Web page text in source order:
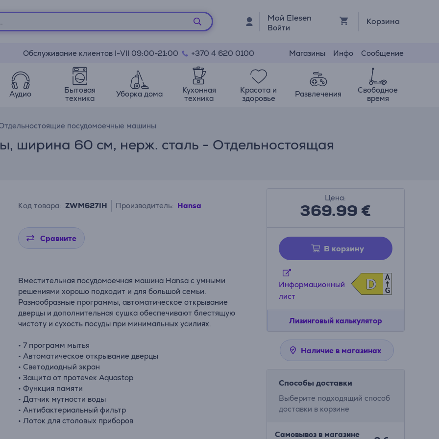
Мой Elesen
Войти
Корзина
Обслуживание клиентов I-VII 09:00-21:00 +370 4 620 0100 Магазины Инфо Сообщение
Аудио
Бытовая
техника
Уборка дома
Кухонная
техника
Красота и
здоровье
Развлечения
Свободное
время
посудомоечные машины
ширина 60 см, нерж. сталь - Отдельностоящая
Код товара: ZWM627IH Производитель: Hansa
Сравните
Вместительная посудомоечная машина Hansa с умными
решениями хорошо подходит и для большой семьи.
Разнообразные программы, автоматическое открывание
дверцы и дополнительная сушка обеспечивают блестящую
чистоту и сухость посуды при минимальных усилиях.
• 7 программ мытья
• Автоматическое открывание дверцы
• Светодиодный экран
• Защита от протечек Aquastop
• Функция памяти
• Датчик мутности воды
• Антибактериальный фильтр
• Лоток для столовых приборов
Цена:
369.99€
В корзину
Информационный
лист
D
D A
G
Лизинговый калькулятор
Наличие в магазинах
Способы доставки
Выберите подходящий способ
доставки в корзине
Самовывоз в магазине